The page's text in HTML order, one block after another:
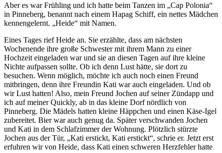
Aber es war Frühling und ich hatte beim Tanzen im
Cap Polonia
in Pinneberg, benannt nach einem Hapag Schiff, ein nettes Mädchen
kennengelernt.
Heide
mit Namen.
Eines Tages rief Heide an. Sie erzählte, dass am nächsten
Wochenende ihre große Schwester mit ihrem Mann zu einer
Hochzeit eingeladen war und sie an diesen Tagen auf ihre kleine
Nichte aufpassen sollte. Ob ich denn Lust hätte, sie dort zu
besuchen. Wenn möglich, möchte ich auch noch einen Freund
mitbringen, denn ihre Freundin Kati war auch eingeladen. Und ob
wir Lust hatten! Also, mein Freund Jochen auf seiner Zündapp und
ich auf meiner Quickly, ab in das kleine Dorf nördlich von
Pinneberg. Die Mädels hatten kleine Häppchen und einen Käse-Igel
zubereitet. Bier war auch genug da. Später verschwanden Jochen
und Kati in dem Schlafzimmer der Wohnung. Plötzlich stürzte
Jochen aus der Tür,
Kati erstickt, Kati erstickt , schrie er. Jetzt erst
erfuhren wir von Heide, dass Kati einen schweren Herzfehler hatte